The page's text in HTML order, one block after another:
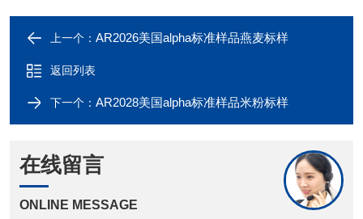
上一个： AR2026美国alpha标准样品燕麦标样
返回列表
下一个： AR2028美国alpha标准样品米粉标样
在线留言
ONLINE MESSAGE